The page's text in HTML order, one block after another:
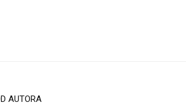
AUTORA